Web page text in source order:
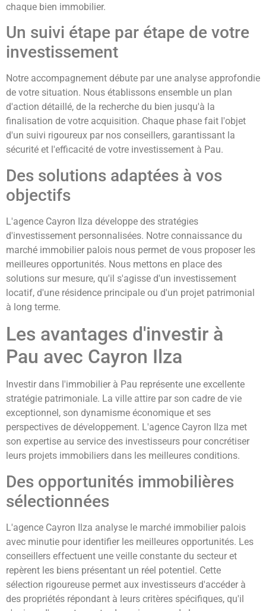
chaque bien immobilier.
Un suivi étape par étape de votre
investissement
Notre accompagnement débute par une analyse approfondie
de votre situation. Nous établissons ensemble un plan
d'action détaillé, de la recherche du bien jusqu'à la
finalisation de votre acquisition. Chaque phase fait l'objet
d'un suivi rigoureux par nos conseillers, garantissant la
sécurité et l'efficacité de votre investissement à Pau.
Des solutions adaptées à vos
objectifs
L'agence Cayron Ilza développe des stratégies
d'investissement personnalisées. Notre connaissance du
marché immobilier palois nous permet de vous proposer les
meilleures opportunités. Nous mettons en place des
solutions sur mesure, qu'il s'agisse d'un investissement
locatif, d'une résidence principale ou d'un projet patrimonial
à long terme.
Les avantages d'investir à
Pau avec Cayron Ilza
Investir dans l'immobilier à Pau représente une excellente
stratégie patrimoniale. La ville attire par son cadre de vie
exceptionnel, son dynamisme économique et ses
perspectives de développement. L'agence Cayron Ilza met
son expertise au service des investisseurs pour concrétiser
leurs projets immobiliers dans les meilleures conditions.
Des opportunités immobilières
sélectionnées
L'agence Cayron Ilza analyse le marché immobilier palois
avec minutie pour identifier les meilleures opportunités. Les
conseillers effectuent une veille constante du secteur et
repèrent les biens présentant un réel potentiel. Cette
sélection rigoureuse permet aux investisseurs d'accéder à
des propriétés répondant à leurs critères spécifiques, qu'il